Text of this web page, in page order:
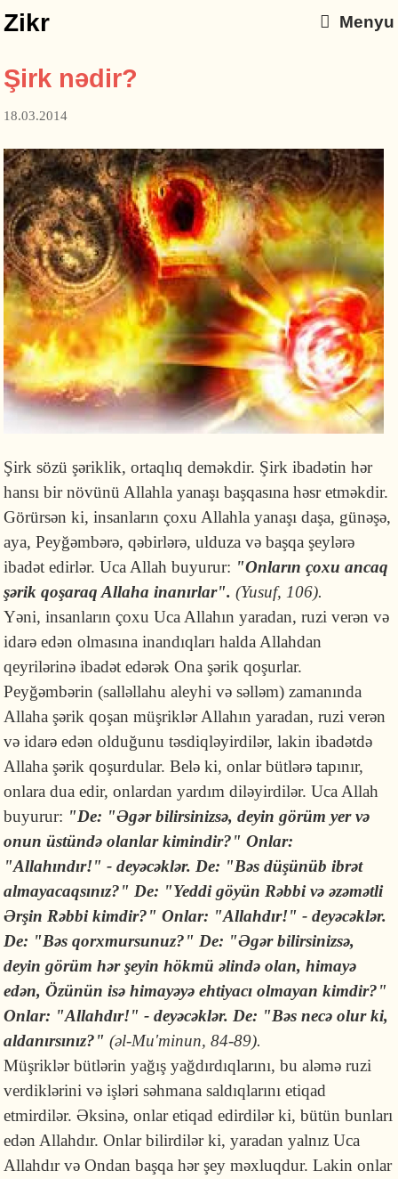
Zikr Menyu
Şirk nədir?
18.03.2014
Şirk sözü şəriklik, ortaqlıq deməkdir. Şirk ibadətin hər
hansı bir növünü Allahla yanaşı başqasına həsr etməkdir.
Görürsən ki, insanların çoxu Allahla yanaşı daşa, günəşə,
aya, Peyğəmbərə, qəbirlərə, ulduza və başqa şeylərə
ibadət edirlər. Uca Allah buyurur: "Onların çoxu ancaq
şərik qoşaraq Allaha inanırlar".(Yusuf, 106).
Yəni, insanların çoxu Uca Allahın yaradan, ruzi verən və
idarə edən olmasına inandıqları halda Allahdan
qeyrilərinə ibadət edərək Ona şərik qoşurlar.
Peyğəmbərin (salləllahu aleyhi və səlləm) zamanında
Allaha şərik qoşan müşriklər Allahın yaradan, ruzi verən
və idarə edən olduğunu təsdiqləyirdilər, lakin ibadətdə
Allaha şərik qoşurdular. Belə ki, onlar bütlərə tapınır,
onlara dua edir, onlardan yardım diləyirdilər. Uca Allah
buyurur: "De: "Əgərbilirsinizsə,deyin görümyer və
onun üstündə olanlar kimindir?" Onlar:
"Allahındır!" - deyəcəklər. De: "Bəs düşünüb ibrət
almayacaqsınız?" De: "Yeddi göyün Rəbbi və əzəmətli
Ərşin Rəbbi kimdir?" Onlar: "Allahdır!" - deyəcəklər.
De: "Bəs qorxmursunuz?" De: "Əgər bilirsinizsə,
deyin görümhər şeyin hökmü əlində olan, himayə
edən, Özünün isə himayəyə ehtiyacı olmayan kimdir?"
Onlar: "Allahdır!" - deyəcəklər. De: "Bəs necə olur ki,
aldanırsınız?"(əl-Mu'minun, 84-89).
Müşriklər bütlərin yağış yağdırdıqlarını, bu aləmə ruzi
verdiklərini və işləri səhmana saldıqlarını etiqad
etmirdilər. Əksinə, onlar etiqad edirdilər ki, bütün bunları
edən Allahdır. Onlar bilirdilər ki, yaradan yalnız Uca
Allahdır və Ondan başqa hər şey məxluqdur. Lakin onlar